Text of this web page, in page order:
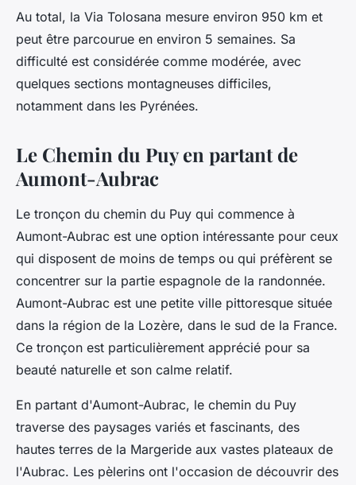
Au total, la Via Tolosana mesure environ 950 km et
peut être parcourue en environ 5 semaines. Sa
difficulté est considérée comme modérée, avec
quelques sections montagneuses difficiles,
notamment dans les Pyrénées.
Le Chemin du Puy en partant de
Aumont-Aubrac
Le tronçon du chemin du Puy qui commence à
Aumont-Aubrac est une option intéressante pour ceux
qui disposent de moins de temps ou qui préfèrent se
concentrer sur la partie espagnole de la randonnée.
Aumont-Aubrac est une petite ville pittoresque située
dans la région de la Lozère, dans le sud de la France.
Ce tronçon est particulièrement apprécié pour sa
beauté naturelle et son calme relatif.
En partant d'Aumont-Aubrac, le chemin du Puy
traverse des paysages variés et fascinants, des
hautes terres de la Margeride aux vastes plateaux de
l'Aubrac. Les pèlerins ont l'occasion de découvrir des